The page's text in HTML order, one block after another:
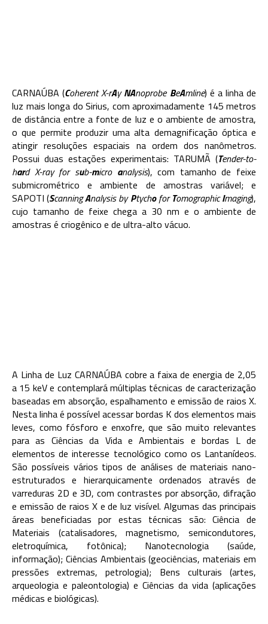
CARNAÚBA (Coherent X-rAyNAnoprobe BeAmline) é a linha de
luz mais longa do Sirius, com aproximadamente 145 metros
de distância entre a fonte de luz e o ambiente de amostra,
o que permite produzir uma alta demagnificação óptica e
atingir resoluções espaciais na ordem dos nanômetros.
Possui duas estações experimentais: TARUMÃ (Tender-to-
hard X-ray for sub-micro analysis), com tamanho de feixe
submicrométrico e ambiente de amostras variável; e
SAPOTI (ScanningAnalysis byPtychoforTomographicImaging),
cujo tamanho de feixe chega a 30 nm e o ambiente de
amostras é criogênico e de ultra-alto vácuo.
A Linha de Luz CARNAÚBA cobre a faixa de energia de 2,05
a 15 keV e contemplará múltiplas técnicas de caracterização
baseadas em absorção, espalhamento e emissão de raios X.
Nesta linha é possível acessar bordas K dos elementos mais
leves, como fósforo e enxofre, que são muito relevantes
para as Ciências da Vida e Ambientais e bordas L de
elementos de interesse tecnológico como os Lantanídeos.
São possíveis vários tipos de análises de materiais nano-
estruturados e hierarquicamente ordenados através de
varreduras 2D e 3D, com contrastes por absorção, difração
e emissão de raios X e de luz visível. Algumas das principais
áreas beneficiadas por estas técnicas são: Ciência de
Materiais (catalisadores, magnetismo, semicondutores,
eletroquímica, fotônica); Nanotecnologia (saúde,
informação); Ciências Ambientais (geociências, materiais em
pressões extremas, petrologia); Bens culturais (artes,
arqueologia e paleontologia) e Ciências da vida (aplicações
médicas e biológicas).